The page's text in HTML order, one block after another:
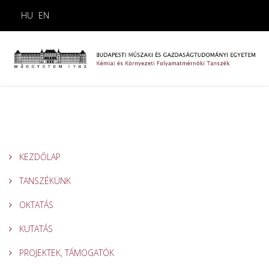
HU EN
KEZDŐLAP
TANSZÉKÜNK
OKTATÁS
KUTATÁS
PROJEKTEK, TÁMOGATÓK